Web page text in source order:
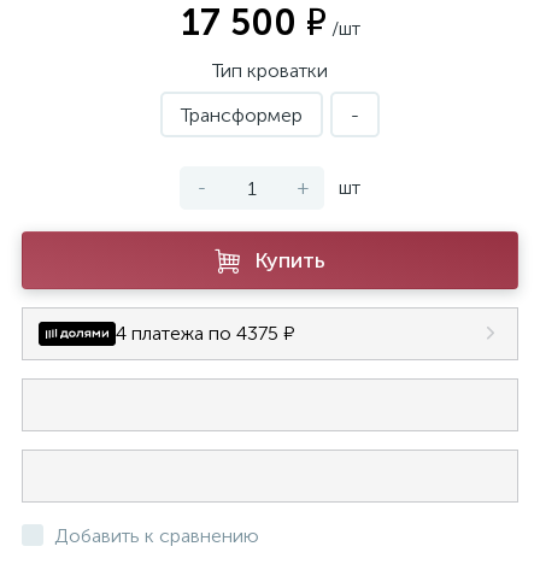
17 500 ₽ /шт
Тип кроватки
Трансформер
-
- + шт
Купить
4 платежа по 4375 ₽
Добавить к сравнению